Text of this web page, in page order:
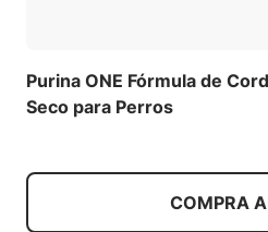
Purina ONE Fórmula de
Seco para Perros
COMPRA